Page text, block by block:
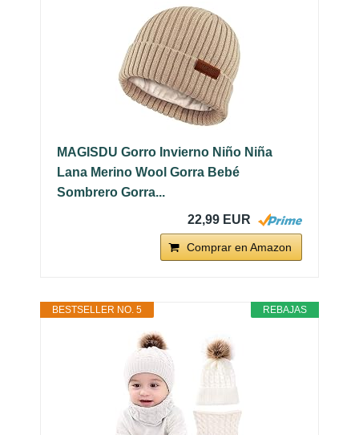
MAGISDU Gorro Invierno Niño Niña
Lana Merino Wool Gorra Bebé
Sombrero Gorra...
22,99 EUR
Comprar en Amazon
REBAJAS
BESTSELLER NO. 5